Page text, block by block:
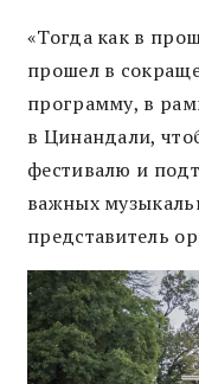
«Тогда как в
прошел в
программу, в
в Цинандали,
фестивалю и
важных
представитель